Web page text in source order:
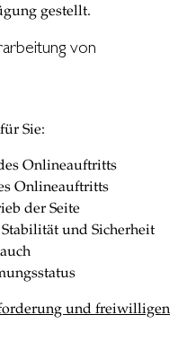
gestellt.
von
Sie:
Onlineauftritts
Onlineauftritts
der Seite
und Sicherheit
und freiwilligen